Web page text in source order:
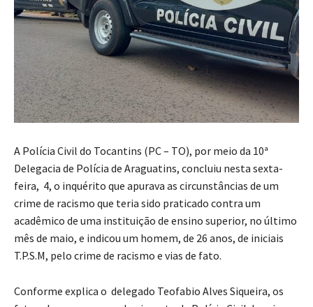
A Polícia Civil do Tocantins (PC – TO), por meio da 10ª
Delegacia de Polícia de Araguatins, concluiu nesta sexta-
feira, 4, o inquérito que apurava as circunstâncias de um
crime de racismo que teria sido praticado contra um
acadêmico de uma instituição de ensino superior, no último
mês de maio, e indicou um homem, de 26 anos, de iniciais
T.P.S.M, pelo crime de racismo e vias de fato.
Conforme explica o delegado Teofabio Alves Siqueira, os